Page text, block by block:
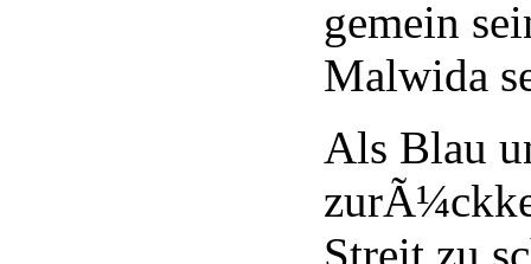
gemein
Malwida
Als Blau